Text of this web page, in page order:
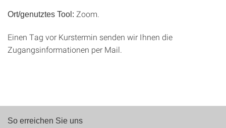
Ort/genutztes Tool: Zoom.
Einen Tag vor Kurstermin senden wir Ihnen die
Zugangsinformationen per Mail.
So erreichen Sie uns